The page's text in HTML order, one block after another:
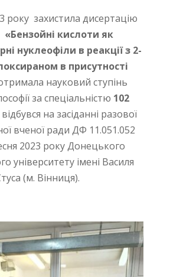
року захистила дисертацію
«Бензойні кислоти як
нуклеофіли в реакції з 2-
в присутності
науковий ступінь
за спеціальністю 102
на засіданні разової
вченої ради ДФ 11.051.052
2023 року Донецького
університету імені Василя
(м. Вінниця).